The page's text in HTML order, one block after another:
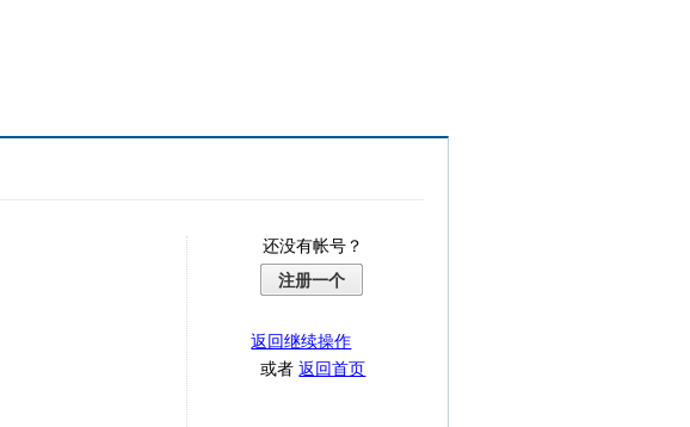
还没有帐号？
注册一个
返回继续操作
或者返回首页